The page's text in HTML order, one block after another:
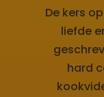
De kers
liefde
hard